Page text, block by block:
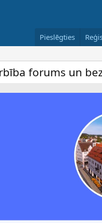
Pieslēgties
un